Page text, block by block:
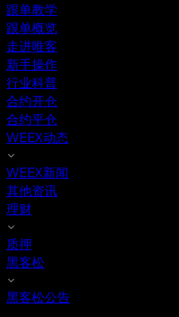
跟单教学
跟单概览
走进唯客
新手操作
行业科普
合约开仓
合约平仓
WEEX动态
WEEX新闻
其他资讯
理财
质押
黑客松
黑客松公告